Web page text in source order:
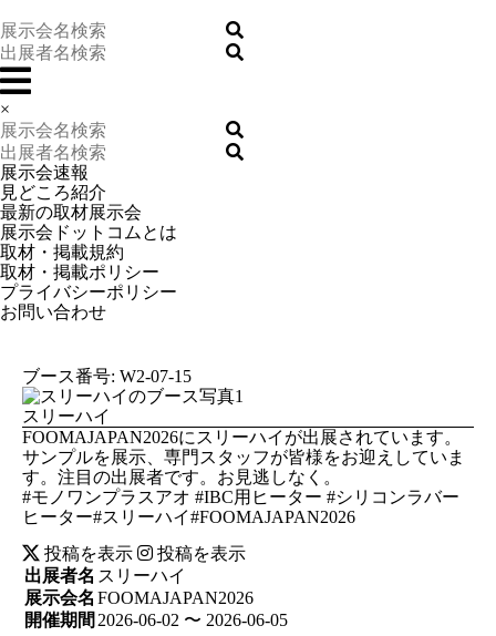
×
展示会速報
見どころ紹介
最新の取材展示会
展示会ドットコムとは
取材・掲載規約
取材・掲載ポリシー
プライバシーポリシー
お問い合わせ
ブース番号: W2-07-15
スリーハイ
FOOMAJAPAN2026にスリーハイが出展されています。
サンプルを展示、専門スタッフが皆様をお迎えしていま
す。注目の出展者です。お見逃しなく。
#モノワンプラスアオ #IBC用ヒーター #シリコンラバー
ヒーター#スリーハイ#FOOMAJAPAN2026
投稿を表示
投稿を表示
出展者名 スリーハイ
展示会名 FOOMAJAPAN2026
開催期間 2026-06-02 〜 2026-06-05